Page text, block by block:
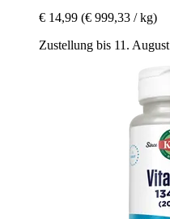
€ 14,99 (€ 999,33 / kg)
Zustellung bis 11. August